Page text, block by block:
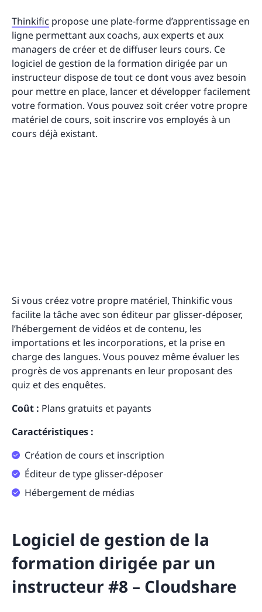
Thinkific propose une plate-forme d’apprentissage en
ligne permettant aux coachs, aux experts et aux
managers de créer et de diffuser leurs cours. Ce
logiciel de gestion de la formation dirigée par un
instructeur dispose de tout ce dont vous avez besoin
pour mettre en place, lancer et développer facilement
votre formation. Vous pouvez soit créer votre propre
matériel de cours, soit inscrire vos employés à un
cours déjà existant.
Si vous créez votre propre matériel, Thinkific vous
facilite la tâche avec son éditeur par glisser-déposer,
l’hébergement de vidéos et de contenu, les
importations et les incorporations, et la prise en
charge des langues. Vous pouvez même évaluer les
progrès de vos apprenants en leur proposant des
quiz et des enquêtes.
Coût : Plans gratuits et payants
Caractéristiques :
Création de cours et inscription
Éditeur de type glisser-déposer
Hébergement de médias
Logiciel de gestion de la
formation dirigée par un
instructeur #8 – Cloudshare